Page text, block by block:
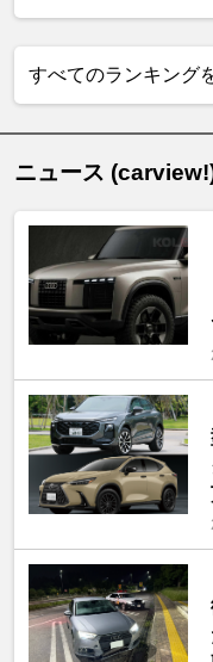
すべてのランキング
ニュース